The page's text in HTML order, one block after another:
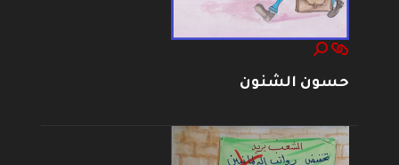
حسون الشنون